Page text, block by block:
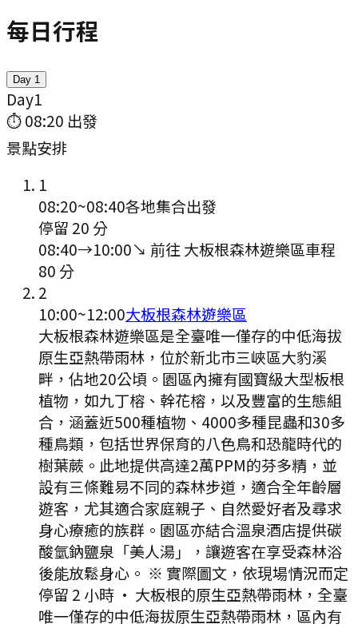
每日行程
Day 1
Day1
⏱08:20 出發
景點安排
1
08:20~08:40各地集合出發
停留 20 分
08:40→10:00↘ 前往 大板根森林遊樂區車程
80 分
2
10:00~12:00大板根森林遊樂區
大板根森林遊樂區是全臺唯一僅存的中低海拔
原生亞熱帶雨林，位於新北市三峽區大豹溪
畔，佔地20公頃。園區內擁有國寶級大型板根
植物，如九丁榕、幹花榕，以及豐富的生態組
合，涵蓋近500種植物、4000多種昆蟲和30多
種鳥類，包括世界保育的八色鳥和恐龍時代的
樹葉蕨。此地提供高達2萬PPM的芬多精，並
設有三條難易不同的森林步道，適合全年齡層
遊客，尤其適合家庭親子、自然愛好者及尋求
身心療癒的族群。園區亦結合溫泉酒店提供碳
酸氫鈉鹽泉「美人湯」，讓遊客在享受森林浴
後能放鬆身心。 ※ 實際圖文，依現場情況而定
停留 2 小時 · 大板根的原生亞熱帶雨林，全臺
唯一僅存的中低海拔原生亞熱帶雨林，區內有